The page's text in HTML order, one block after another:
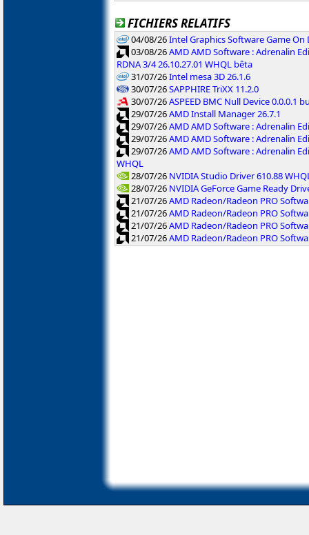
FICHIERS RELATIFS
04/08/26Intel Graphics Software Game On
03/08/26AMD AMD Software : Adrenalin
RDNA 3/4 26.10.27.01 WHQL bêta
31/07/26Intel mesa 3D 26.1.6
30/07/26SAPPHIRE TriXX 11.2.0
30/07/26ASPEED BMC Null Device 0.0.0.1
29/07/26AMD Install Manager 26.7.1
29/07/26AMD AMD Software : Adrenalin
29/07/26AMD AMD Software : Adrenalin
29/07/26AMD AMD Software : Adrenalin
WHQL
28/07/26 NVIDIA Studio Driver 610.88
28/07/26 NVIDIA GeForce Game Ready
21/07/26AMD Radeon/Radeon PRO
21/07/26AMD Radeon/Radeon PRO
21/07/26AMD Radeon/Radeon PRO
21/07/26AMD Radeon/Radeon PRO